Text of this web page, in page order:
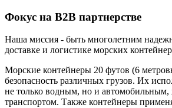
Фокус на B2B партнерстве
Наша миссия - быть многолетним
доставке и логистике морских
Морские контейнеры 20 футов (6
безопасность различных грузов. Их
не только водным, но и
транспортом. Также контейнеры